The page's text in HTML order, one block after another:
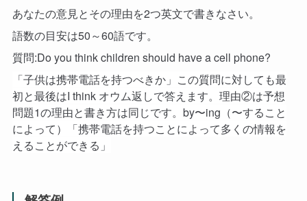
あなたの意見とその理由を2つ英文で書きなさい。
語数の目安は50～60語です。
質問:Do you think children should have a cell phone?
「子供は携帯電話を持つべきか」この質問に対しても最
初と最後はI think オウム返しで答えます。理由②は予想
問題1の理由と書き方は同じです。by〜ing（〜すること
によって）「携帯電話を持つことによって多くの情報を
えることができる」